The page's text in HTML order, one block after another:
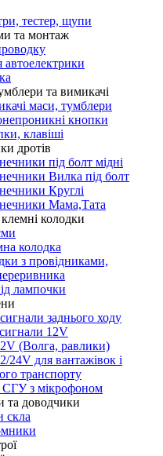
тестер, щупи
та монтаж
автоелектрики
та вимикачі
маси, тумблери
кнопки
клавіші
дротів
під болт мідні
Вилка під болт
Круглі
Мама,Тата
колодки
колодка
з провідниками,
лампочки
заднього ходу
12V
(Волга, равлики)
24V для вантажівок і
транспорту
з мікрофоном
та доводчики
скла